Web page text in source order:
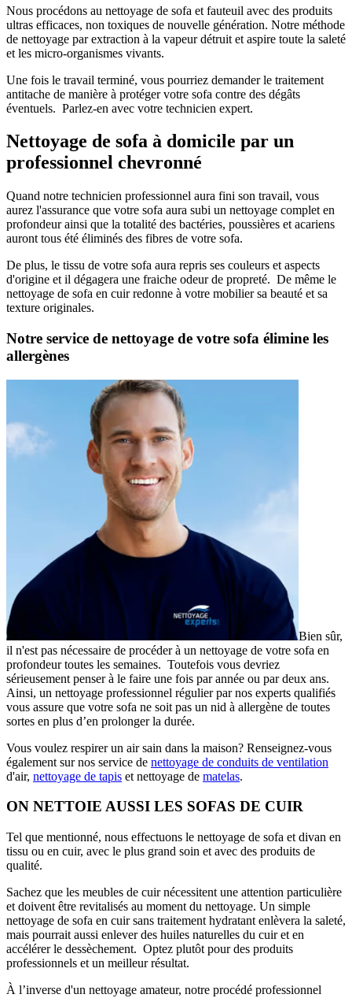
Nous procédons au nettoyage de sofa et fauteuil avec des produits
ultras efficaces, non toxiques de nouvelle génération. Notre méthode
de nettoyage par extraction à la vapeur détruit et aspire toute la saleté
et les micro-organismes vivants.
Une fois le travail terminé, vous pourriez demander le traitement
antitache de manière à protéger votre sofa contre des dégâts
éventuels. Parlez-en avec votre technicien expert.
Nettoyage de sofa à domicile par un
professionnel chevronné
Quand notre technicien professionnel aura fini son travail, vous
aurez l'assurance que votre sofa aura subi un nettoyage complet en
profondeur ainsi que la totalité des bactéries, poussières et acariens
auront tous été éliminés des fibres de votre sofa.
De plus, le tissu de votre sofa aura repris ses couleurs et aspects
d'origine et il dégagera une fraiche odeur de propreté. De même le
nettoyage de sofa en cuir redonne à votre mobilier sa beauté et sa
texture originales.
Notre service de nettoyage de votre sofa élimine les
allergènes
Bien sûr,
il n'est pas nécessaire de procéder à un nettoyage de votre sofa en
profondeur toutes les semaines. Toutefois vous devriez
sérieusement penser à le faire une fois par année ou par deux ans.
Ainsi, un nettoyage professionnel régulier par nos experts qualifiés
vous assure que votre sofa ne soit pas un nid à allergène de toutes
sortes en plus d’en prolonger la durée.
Vous voulez respirer un air sain dans la maison? Renseignez-vous
également sur nos service de nettoyage de conduits de ventilation
d'air, nettoyage de tapis et nettoyage de matelas.
ON NETTOIE AUSSI LES SOFAS DE CUIR
Tel que mentionné, nous effectuons le nettoyage de sofa et divan en
tissu ou en cuir, avec le plus grand soin et avec des produits de
qualité.
Sachez que les meubles de cuir nécessitent une attention particulière
et doivent être revitalisés au moment du nettoyage. Un simple
nettoyage de sofa en cuir sans traitement hydratant enlèvera la saleté,
mais pourrait aussi enlever des huiles naturelles du cuir et en
accélérer le dessèchement. Optez plutôt pour des produits
professionnels et un meilleur résultat.
À l’inverse d'un nettoyage amateur, notre procédé professionnel